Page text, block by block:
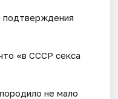
подтверждения
«в СССР секса
не мало